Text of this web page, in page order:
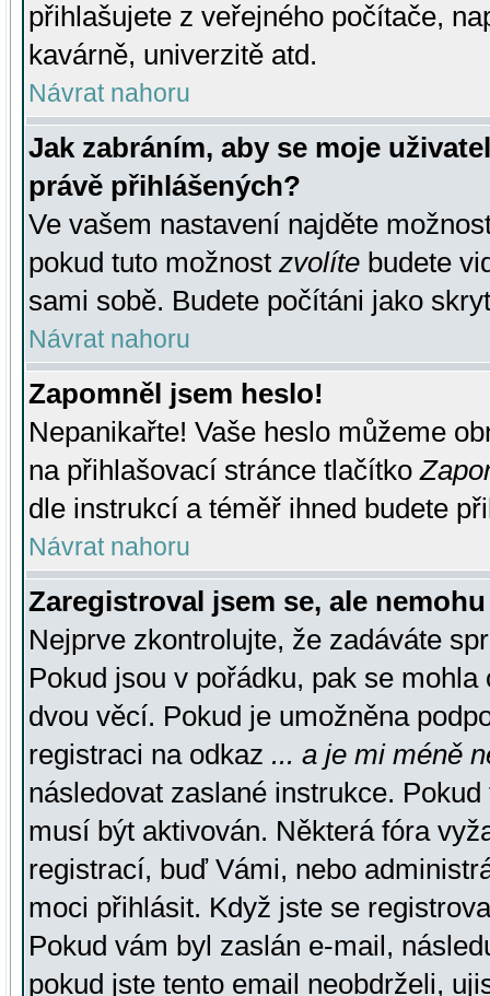
přihlašujete z veřejného počítače,
kavárně, univerzitě atd.
Návrat nahoru
Jak zabráním, aby se moje
právě přihlášených?
Ve vašem nastavení najděte
pokud tuto možnost zvolíte budete
sami sobě. Budete počítáni jako
Návrat nahoru
Zapomněl jsem heslo!
Nepanikařte! Vaše heslo můžeme
na přihlašovací stránce tlačítko
dle instrukcí a téměř ihned budete
Návrat nahoru
Zaregistroval jsem se, ale
Nejprve zkontrolujte, že zadáváte
Pokud jsou v pořádku, pak se
dvou věcí. Pokud je umožněna
registraci na odkaz ... a je mi méně
následovat zaslané instrukce.
musí být aktivován. Některá fóra
registrací, buď Vámi, nebo
moci přihlásit. Když jste se
Pokud vám byl zaslán e-mail,
pokud jste tento email neobdrželi,